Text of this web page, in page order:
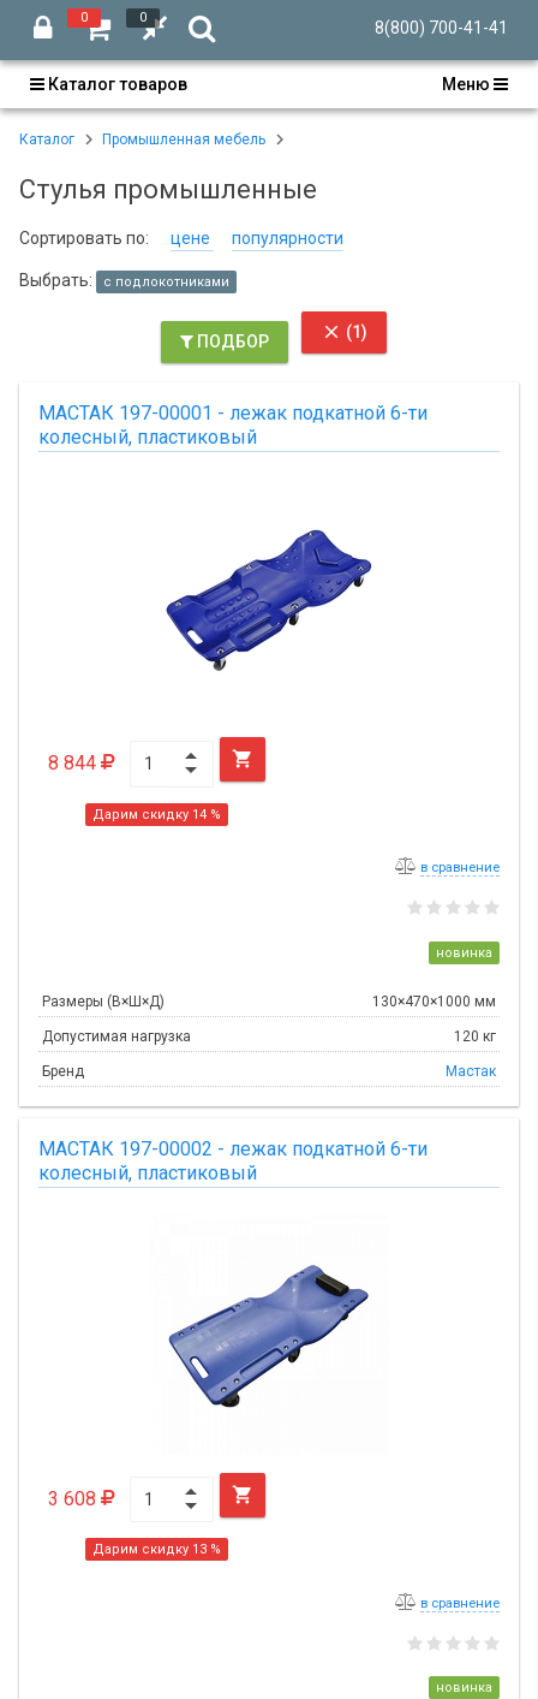
0 0
8(800) 700-41-41
Каталог товаров Меню
Каталог Промышленная мебель
Стулья промышленные
Сортировать по: цене популярности
Выбрать: с подлокотниками
ПОДБОР  (1)
МАСТАК 197-00001 - лежак подкатной 6-ти
колесный, пластиковый
8 844 
Дарим скидку 14 %
в сравнение
новинка
Размеры (В×Ш×Д) 130×470×1000 мм
Допустимая нагрузка 120 кг
Бренд Мастак
МАСТАК 197-00002 - лежак подкатной 6-ти
колесный, пластиковый
3 608 
Дарим скидку 13 %
в сравнение
новинка